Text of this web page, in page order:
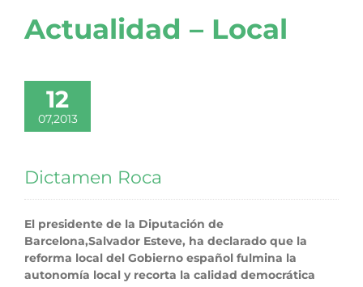
Actualidad – Local
12
07,2013
Dictamen Roca
El presidente de la Diputación de
Barcelona,Salvador Esteve, ha declarado que la
reforma local del Gobierno español fulmina la
autonomía local y recorta la calidad democrática